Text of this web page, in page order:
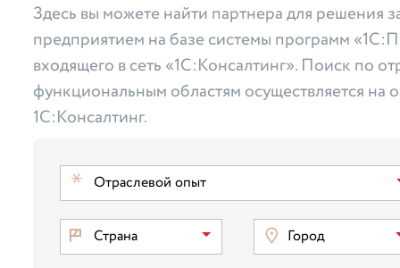
Здесь вы можете найти партнера для решения
предприятием на базе системы программ
входящего в сеть «1С:Консалтинг». Поиск по
функциональным областям осуществляется на
1С:Консалтинг.
Отраслевой опыт
Страна Город